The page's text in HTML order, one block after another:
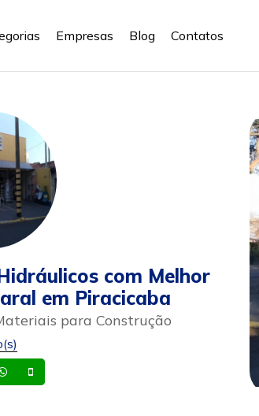
Empresas Blog Contatos
com Melhor
em Piracicaba
para Construção
Whatsapp